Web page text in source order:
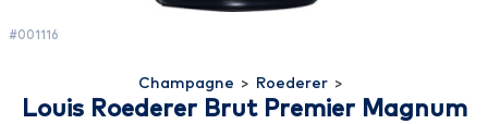
#001116
Champagne > Roederer >
Louis Roederer Brut Premier Magnum